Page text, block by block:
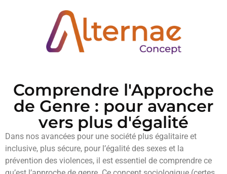
Comprendre l'Approche
de Genre : pour avancer
vers plus d'égalité
Dans nos avancées pour une société plus égalitaire et
inclusive, plus sécure, pour l’égalité des sexes et la
prévention des violences, il est essentiel de comprendre ce